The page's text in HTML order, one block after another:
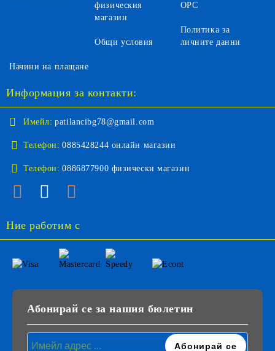
физическия
магазин
Общи условия
ОРС
Политика за
личните данни
Начини на плащане
Информация за контакти:
Имейл: patilancibg78@gmail.com
Телефон: 0885428244 онлайн магазин
Телефон: 0886877900 физически магазин
Ние работим с
Абонирай се за нашия бюлетин